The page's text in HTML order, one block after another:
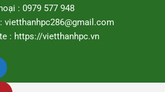
: 0979 577 948
vietthanhpc286@gmail.com
: https://vietthanhpc.vn